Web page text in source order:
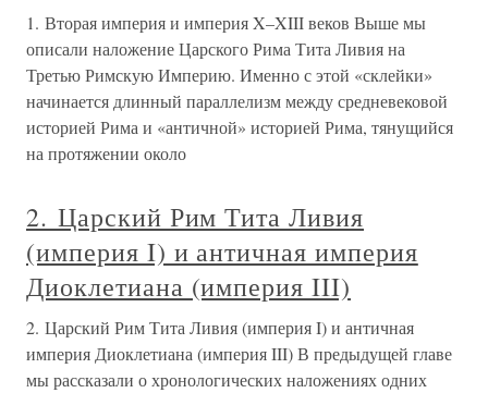
1. Вторая империя и империя X–XIII веков Выше мы
описали наложение Царского Рима Тита Ливия на
Третью Римскую Империю. Именно с этой «склейки»
начинается длинный параллелизм между средневековой
историей Рима и «античной» историей Рима, тянущийся
на протяжении около
2. Царский Рим Тита Ливия
(империя I) и античная империя
Диоклетиана (империя III)
2. Царский Рим Тита Ливия (империя I) и античная
империя Диоклетиана (империя III) В предыдущей главе
мы рассказали о хронологических наложениях одних